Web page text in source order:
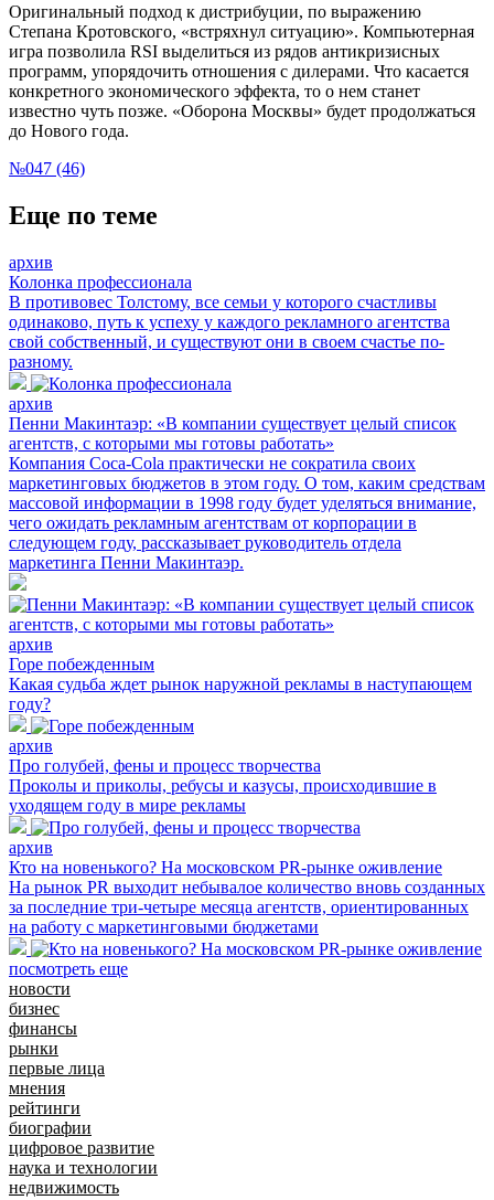
Оригинальный подход к дистрибуции, по выражению
Степана Кротовского, «встряхнул ситуацию». Компьютерная
игра позволила RSI выделиться из рядов антикризисных
программ, упорядочить отношения с дилерами. Что касается
конкретного экономического эффекта, то о нем станет
известно чуть позже. «Оборона Москвы» будет продолжаться
до Нового года.
№047 (46)
Еще по теме
архив
Колонка профессионала
В противовес Толстому, все семьи у которого счастливы
одинаково, путь к успеху у каждого рекламного агентства
свой собственный, и существуют они в своем счастье по-
разному.
архив
Пенни Макинтаэр: «В компании существует целый список
агентств, с которыми мы готовы работать»
Компания Coca-Cola практически не сократила своих
маркетинговых бюджетов в этом году. О том, каким средствам
массовой информации в 1998 году будет уделяться внимание,
чего ожидать рекламным агентствам от корпорации в
следующем году, рассказывает руководитель отдела
маркетинга Пенни Макинтаэр.
архив
Горе побежденным
Какая судьба ждет рынок наружной рекламы в наступающем
году?
архив
Про голубей, фены и процесс творчества
Проколы и приколы, ребусы и казусы, происходившие в
уходящем году в мире рекламы
архив
Кто на новенького? На московском PR-рынке оживление
На рынок PR выходит небывалое количество вновь созданных
за последние три-четыре месяца агентств, ориентированных
на работу с маркетинговыми бюджетами
посмотреть еще
новости
бизнес
финансы
рынки
первые лица
мнения
рейтинги
биографии
цифровое развитие
наука и технологии
недвижимость